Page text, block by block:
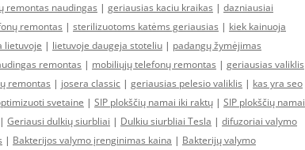
remontas naudingas | geriausias kaciu kraikas | dazniausiai
remontas | sterilizuotoms katėms geriausias | kiek kainuoja
lietuvoje | lietuvoje daugeja stoteliu | padangų žymėjimas
remontas | mobiliųjų telefonų remontas | geriausias valiklis
remontas | josera classic | geriausias pelesio valiklis | kas yra seo
svetaine | SIP plokščių namai iki raktų | SIP plokščių namai
| Geriausi dulkių siurbliai | Dulkiu siurbliai Tesla | difuzoriai valymo
| Bakterijos valymo įrenginimas kaina | Bakterijų valymo